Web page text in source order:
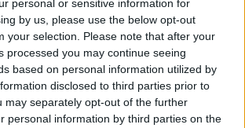
personal or sensitive information for
by us, please use the below opt-out
your selection. Please note that after your
processed you may continue seeing
based on personal information utilized by
disclosed to third parties prior to
may separately opt-out of the further
personal information by third parties on the
a San Pasquale arriva il Campo Base:
Mura conquista Palau: grande
per il suo racconto